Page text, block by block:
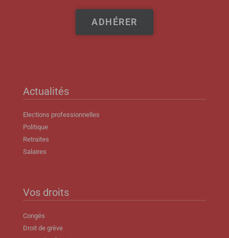
ADHÉRER
Actualités
Elections professionnelles
Politique
Retraites
Salaires
Vos droits
Congés
Droit de grève